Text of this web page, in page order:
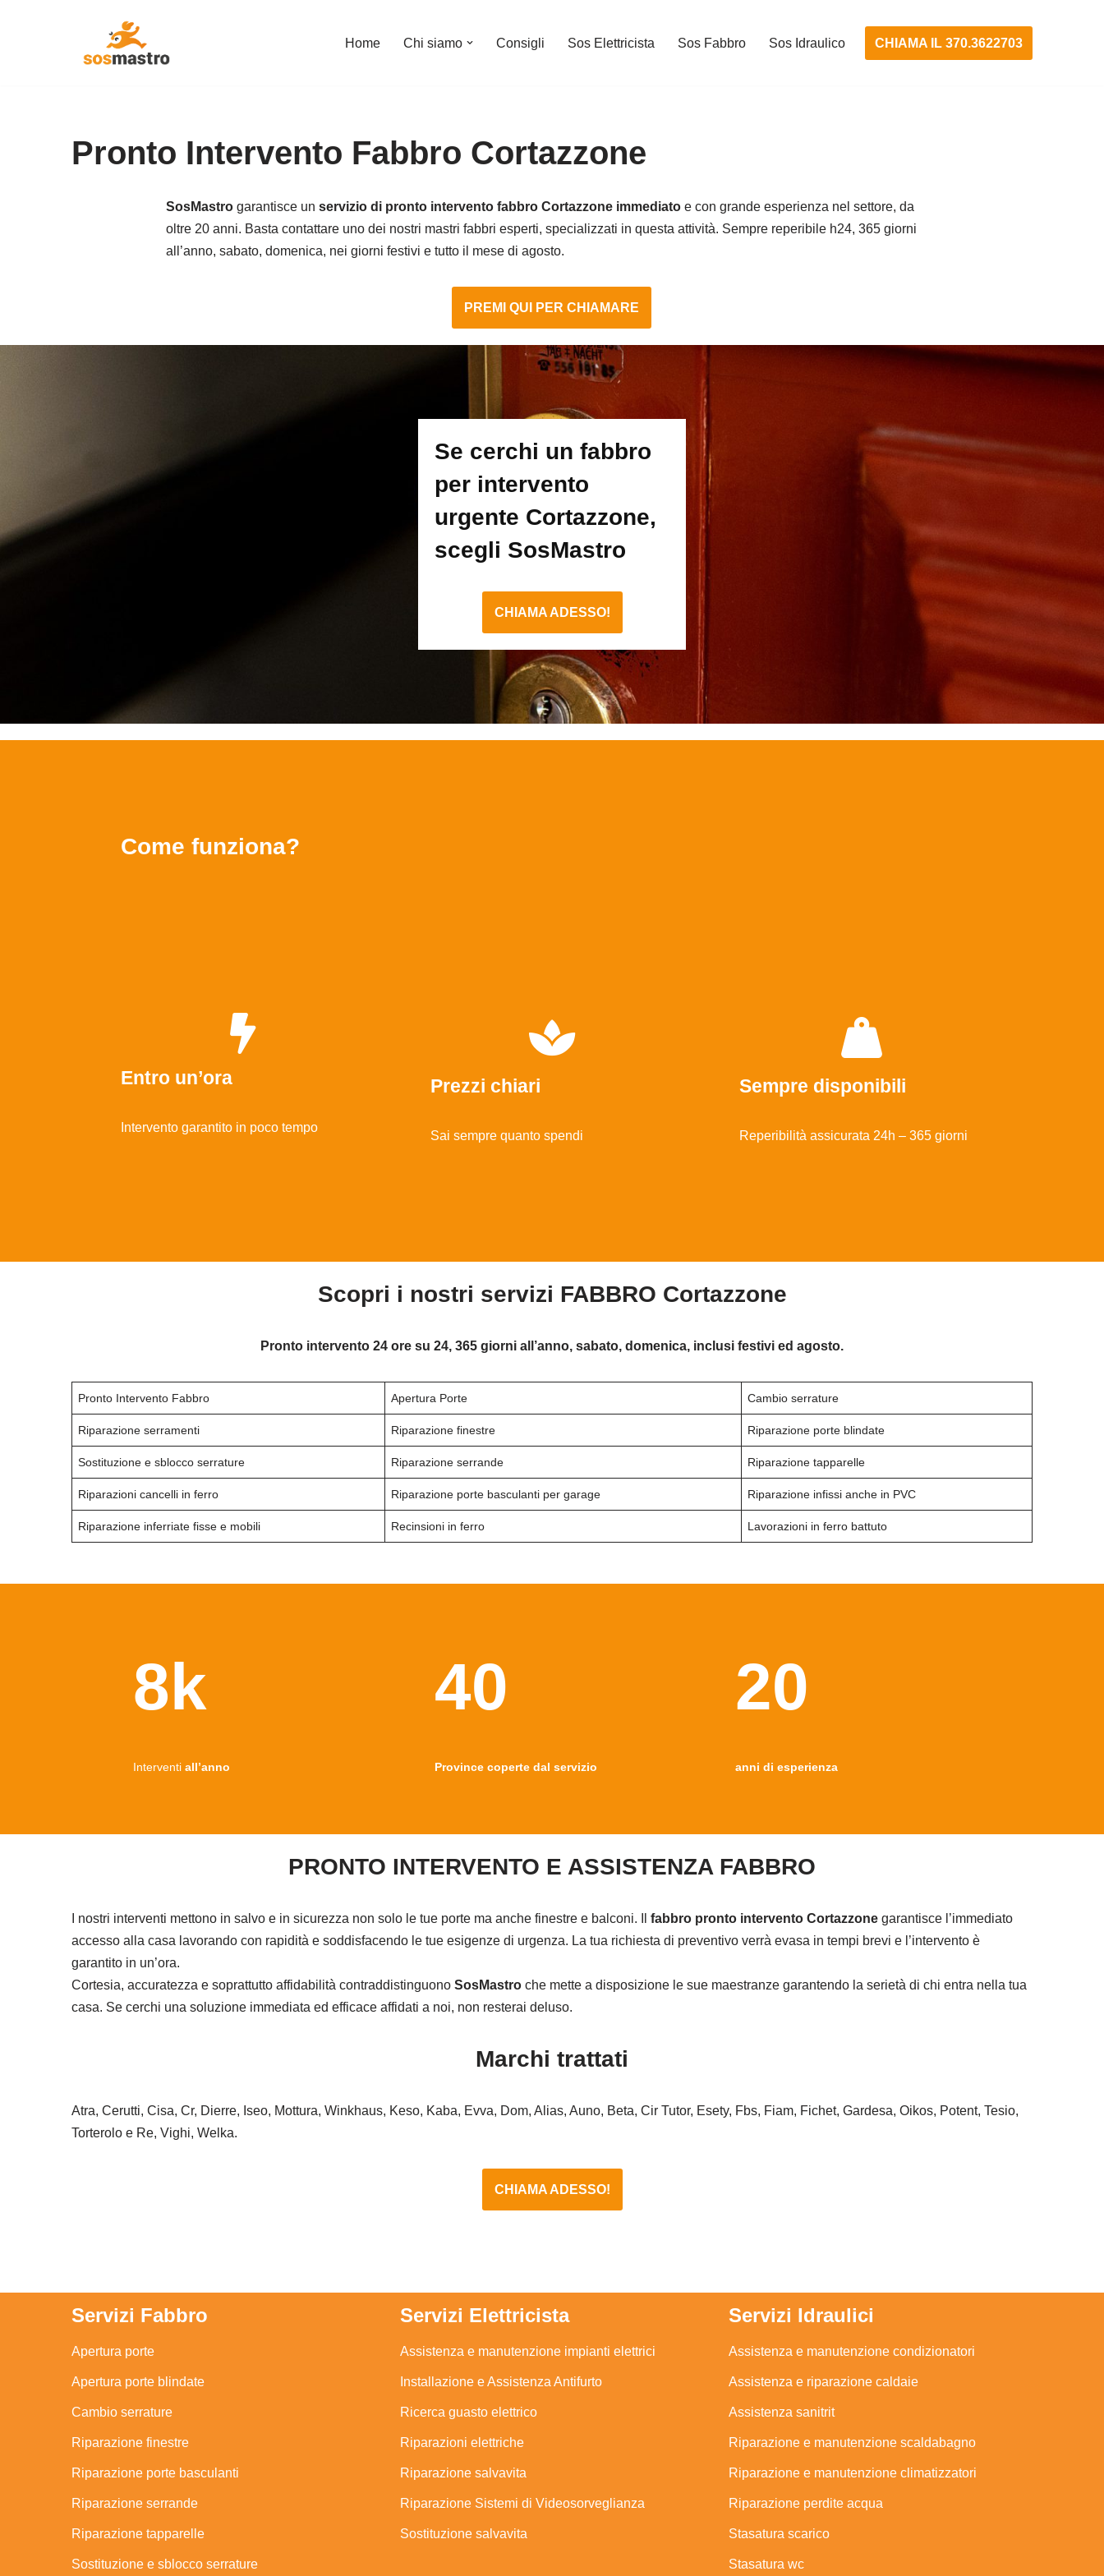
Home Chi siamo Consigli Sos Elettricista Sos Fabbro Sos Idraulico CHIAMA IL 370.3622703
Pronto Intervento Fabbro Cortazzone
SosMastrogarantisce un servizio di pronto intervento fabbro Cortazzone immediatoe con grande esperienza nel settore, da
oltre 20 anni. Basta contattare uno dei nostri mastri fabbri esperti, specializzati in questa attività. Sempre reperibile h24, 365 giorni
all’anno, sabato, domenica, nei giorni festivi e tutto il mese di agosto.
PREMI QUI PER CHIAMARE
Se cerchi un fabbro
per intervento
urgente Cortazzone,
scegli SosMastro
CHIAMA ADESSO!
Come funziona?
Entro un’ora
Intervento garantito in poco tempo
Prezzi chiari
Sai sempre quanto spendi
Sempre disponibili
Reperibilità assicurata 24h – 365 giorni
Scopri i nostri servizi FABBRO Cortazzone
Pronto intervento 24 ore su 24, 365 giorni all’anno, sabato, domenica, inclusi festivi ed agosto.
Pronto Intervento Fabbro Apertura Porte Cambio serrature
Riparazione serramenti Riparazione finestre Riparazione porte blindate
Sostituzione e sblocco serrature Riparazione serrande Riparazione tapparelle
Riparazioni cancelli in ferro Riparazione porte basculanti per garage Riparazione infissi anche in PVC
Riparazione inferriate fisse e mobili Recinsioni in ferro Lavorazioni in ferro battuto
8k
Interventi all’anno
40
Province coperte dal servizio
20
anni di esperienza
PRONTO INTERVENTO E ASSISTENZA FABBRO
I nostri interventi mettono in salvo e in sicurezza non solo le tue porte ma anche finestre e balconi. Il fabbro pronto intervento Cortazzone garantisce l’immediato
accesso alla casa lavorando con rapidità e soddisfacendo le tue esigenze di urgenza. La tua richiesta di preventivo verrà evasa in tempi brevi e l’intervento è
garantito in un’ora.
Cortesia, accuratezza e soprattutto affidabilità contraddistinguono SosMastro che mette a disposizione le sue maestranze garantendo la serietà di chi entra nella tua
casa. Se cerchi una soluzione immediata ed efficace affidati a noi, non resterai deluso.
Marchi trattati
Atra, Cerutti, Cisa, Cr, Dierre, Iseo, Mottura, Winkhaus, Keso, Kaba, Evva, Dom, Alias, Auno, Beta, Cir Tutor, Esety, Fbs, Fiam, Fichet, Gardesa, Oikos, Potent, Tesio,
Torterolo e Re, Vighi, Welka.
CHIAMA ADESSO!
Servizi Fabbro
Apertura porte
Apertura porte blindate
Cambio serrature
Riparazione finestre
Riparazione porte basculanti
Riparazione serrande
Riparazione tapparelle
Sostituzione e sblocco serrature
Servizi Elettricista
Assistenza e manutenzione impianti elettrici
Installazione e Assistenza Antifurto
Ricerca guasto elettrico
Riparazioni elettriche
Riparazione salvavita
Riparazione Sistemi di Videosorveglianza
Sostituzione salvavita
Servizi Idraulici
Assistenza e manutenzione condizionatori
Assistenza e riparazione caldaie
Assistenza sanitrit
Riparazione e manutenzione scaldabagno
Riparazione e manutenzione climatizzatori
Riparazione perdite acqua
Stasatura scarico
Stasatura wc